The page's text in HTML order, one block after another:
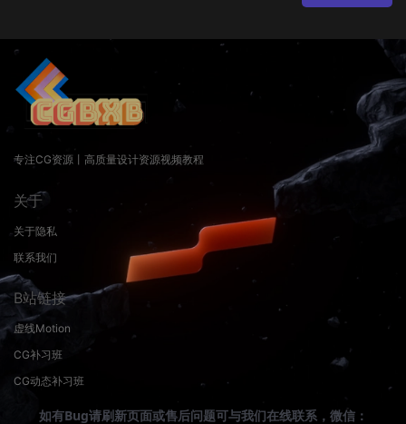
专注CG资源丨高质量设计资源视频教程
关于
关于隐私
联系我们
B站链接
虚线Motion
CG补习班
CG动态补习班
如有Bug请刷新页面或售后问题可与我们在线联系，微信：